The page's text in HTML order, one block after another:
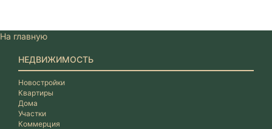
На главную
НЕДВИЖИМОСТЬ
Новостройки
Квартиры
Дома
Участки
Коммерция